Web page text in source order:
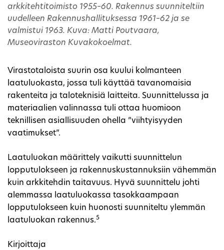
arkkitehtitoimisto 1955–60. Rakennus suunniteltiin
uudelleen Rakennushallituksessa 1961–62 ja se
valmistui 1963. Kuva: Matti Poutvaara,
Museoviraston Kuvakokoelmat.
Virastotaloista suurin osa kuului kolmanteen
laatuluokasta, jossa tuli käyttää tavanomaisia
rakenteita ja taloteknisiä laitteita. Suunnittelussa ja
materiaalien valinnassa tuli ottaa huomioon
teknillisen asiallisuuden ohella ”viihtyisyyden
vaatimukset”.
Laatuluokan määrittely vaikutti suunnittelun
lopputulokseen ja rakennuskustannuksiin vähemmän
kuin arkkitehdin taitavuus. Hyvä suunnittelu johti
alemmassa laatuluokassa tasokkaampaan
lopputulokseen kuin huonosti suunniteltu ylemmän
laatuluokan rakennus.5
Kirjoittaja